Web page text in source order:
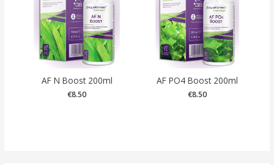
AF N Boost 200ml
€8.50
AF PO4 Boost 200ml
€8.50